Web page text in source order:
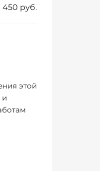
450 руб.
этой
и